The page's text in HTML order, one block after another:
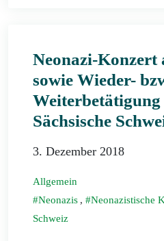
Neonazi-Konzert
sowie Wieder-
Weiterbetätigung
Sächsische
3. Dezember 2018
Allgemein
Neonazis , Neonazistische
Schweiz